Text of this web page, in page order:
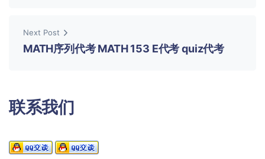
Next Post
MATH序列代考 MATH 153 E代考 quiz代考
联系我们